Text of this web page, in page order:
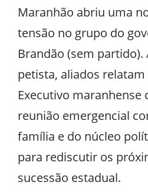
Maranhão abriu uma
tensão no grupo do
Brandão (sem partido).
petista, aliados
Executivo maranhense
reunião emergencial
família e do núcleo
para rediscutir os
sucessão estadual.